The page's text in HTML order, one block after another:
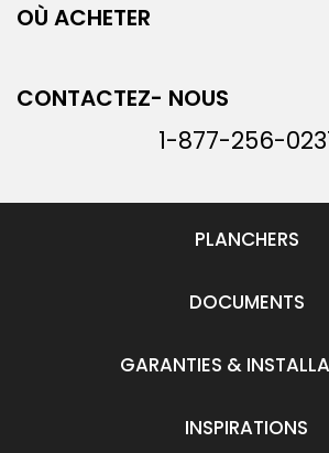
OÙ ACHETER
CONTACTEZ- NOUS
1-877-256-
PLANCHERS
DOCUMENTS
GARANTIES &
INSPIRATIONS